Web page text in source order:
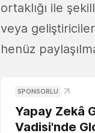
ortaklığı ile
veya
henüz
SPONSORLU
Yapay Zekâ
Vadisi'nde